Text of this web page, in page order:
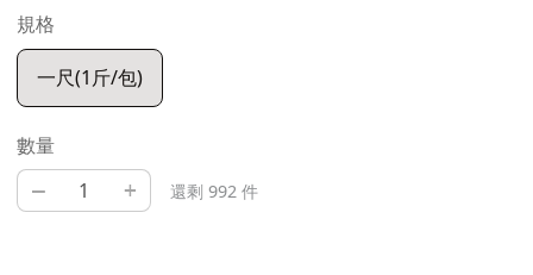
規格
一尺(1斤/包)
數量
– + 還剩 992 件